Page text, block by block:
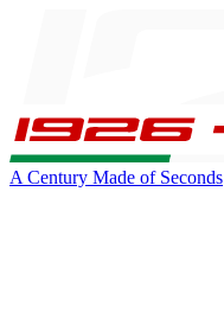
A Century Made of Seconds